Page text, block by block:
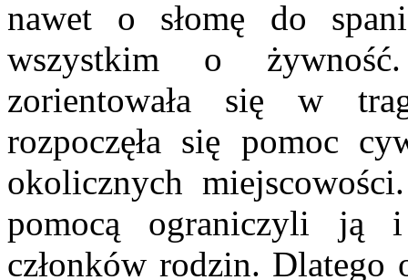
nawet o słomę do
wszystkim o
zorientowała się w
rozpoczęła się pomoc
okolicznych
pomocą ograniczyli ją
członków rodzin. Dlatego